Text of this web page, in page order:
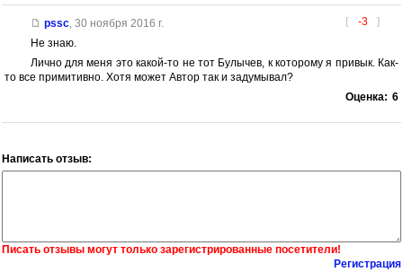
[ -3 ]
pssc, 30 ноября 2016 г.
Не знаю.
Лично для меня это какой-то не тот Булычев, к которому я привык. Как-
то все примитивно. Хотя может Автор так и задумывал?
Оценка: 6
Написать отзыв:
Писать отзывы могут только зарегистрированные посетители!
Регистрация